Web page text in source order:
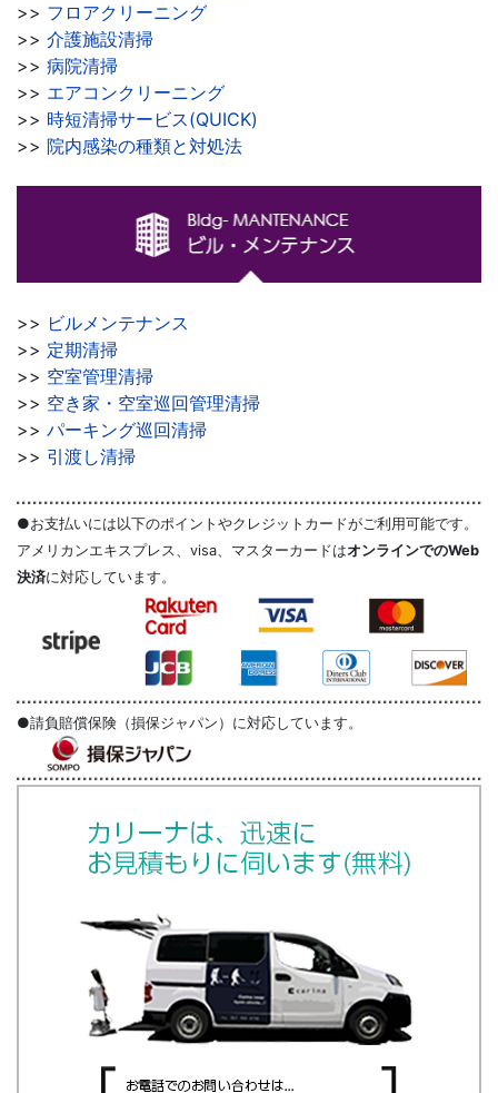
>> フロアクリーニング
>> 介護施設清掃
>> 病院清掃
>> エアコンクリーニング
>> 時短清掃サービス(QUICK)
>> 院内感染の種類と対処法
>> ビルメンテナンス
>> 定期清掃
>> 空室管理清掃
>> 空き家・空室巡回管理清掃
>> パーキング巡回清掃
>> 引渡し清掃
●お支払いには以下のポイントやクレジットカードがご利用可能です。
アメリカンエキスプレス、visa、マスターカードはオンラインでのWeb
決済に対応しています。
●請負賠償保険（損保ジャパン）に対応しています。